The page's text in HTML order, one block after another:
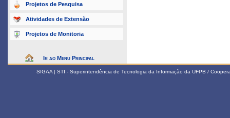
Projetos de Pesquisa
Atividades de Extensão
Projetos de Monitoria
Ir ao Menu Principal
SIGAA | STI - Superintendência de Tecnologia da Informação da UFPB /